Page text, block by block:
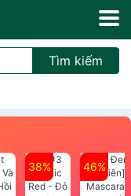
Tìm kiếm
38% 46%